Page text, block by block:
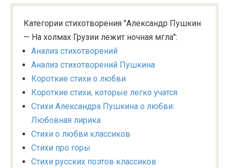
Категории стихотворения "Александр Пушкин
— На холмах Грузии лежит ночная мгла":
Анализ стихотворений
Анализ стихотворений Пушкина
Короткие стихи о любви
Короткие стихи, которые легко учатся
Стихи Александра Пушкина о любви:
Любовная лирика
Стихи о любви классиков
Стихи про горы
Стихи русских поэтов классиков